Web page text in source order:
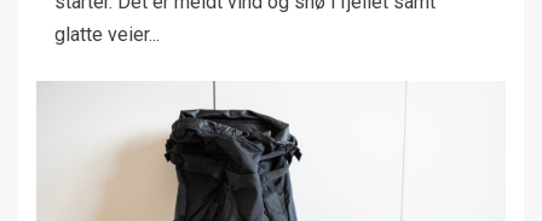
glatte veier...